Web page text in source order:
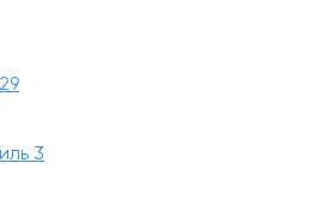
29
3